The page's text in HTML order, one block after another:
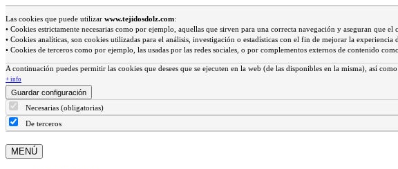
Las cookies que puede utilizar www.tejidosdolz.com:
• Cookies estrictamente necesarias como por ejemplo, aquellas que sirven para una correcta navegación y aseguran que el
• Cookies analíticas, son cookies utilizadas para el análisis, investigación o estadísticas con el fin de mejorar la
• Cookies de terceros como por ejemplo, las usadas por las redes sociales, o por complementos externos de contenido
A continuación puedes permitir las cookies que desees que se ejecuten en la web (de las disponibles en la misma), así
+ info
Guardar configuración
Necesarias (obligatorias)
De terceros
MENÚ